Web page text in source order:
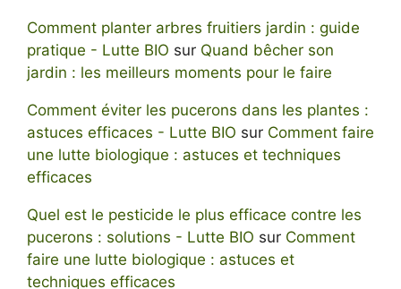
Comment planter arbres fruitiers jardin : guide
pratique - Lutte BIO sur Quand bêcher son
jardin : les meilleurs moments pour le faire
Comment éviter les pucerons dans les plantes :
astuces efficaces - Lutte BIO sur Comment faire
une lutte biologique : astuces et techniques
efficaces
Quel est le pesticide le plus efficace contre les
pucerons : solutions - Lutte BIO sur Comment
faire une lutte biologique : astuces et
techniques efficaces